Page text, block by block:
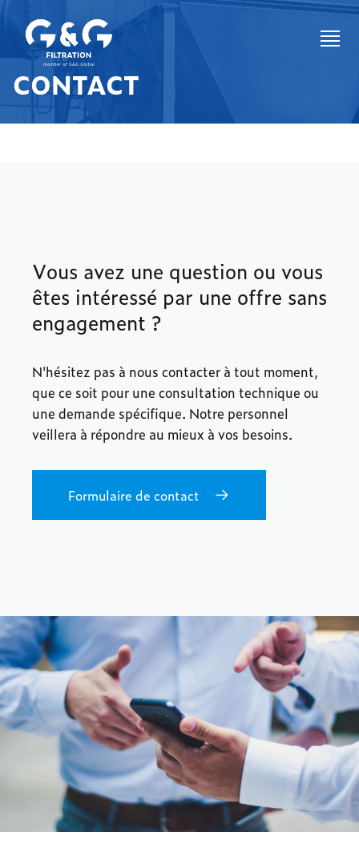
CONTACT
Vous avez une question ou vous
êtes intéressé par une offre sans
engagement ?
N'hésitez pas à nous contacter à tout moment,
que ce soit pour une consultation technique ou
une demande spécifique. Notre personnel
veillera à répondre au mieux à vos besoins.
Formulaire de contact